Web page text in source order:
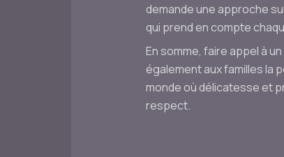
demande une approche
qui prend en compte
En somme, faire appel à
également aux familles la
monde où délicatesse et
respect.